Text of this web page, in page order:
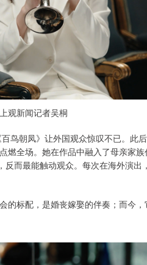
观新闻记者吴桐
鸟朝凤》让外国观众惊叹不已。此
全场。她在作品中融入了母亲家族
而最能触动观众。每次在海外演
的标配，是婚丧嫁娶的伴奏；而今